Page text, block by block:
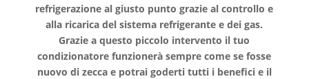
refrigerazione al giusto punto grazie al controllo e
alla ricarica del sistema refrigerante e dei gas.
Grazie a questo piccolo intervento il tuo
condizionatore funzionerà sempre come se fosse
nuovo di zecca e potrai goderti tutti i benefici e il